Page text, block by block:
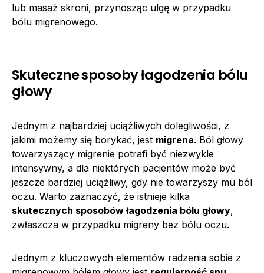
lub masaż skroni, przynosząc ulgę w przypadku
bólu migrenowego.
Skuteczne sposoby łagodzenia bólu
głowy
Jednym z najbardziej uciążliwych dolegliwości, z
jakimi możemy się borykać, jest migrena. Ból głowy
towarzyszący migrenie potrafi być niezwykle
intensywny, a dla niektórych pacjentów może być
jeszcze bardziej uciążliwy, gdy nie towarzyszy mu ból
oczu. Warto zaznaczyć, że istnieje kilka
skutecznych sposobów łagodzenia bólu głowy,
zwłaszcza w przypadku migreny bez bólu oczu.
Jednym z kluczowych elementów radzenia sobie z